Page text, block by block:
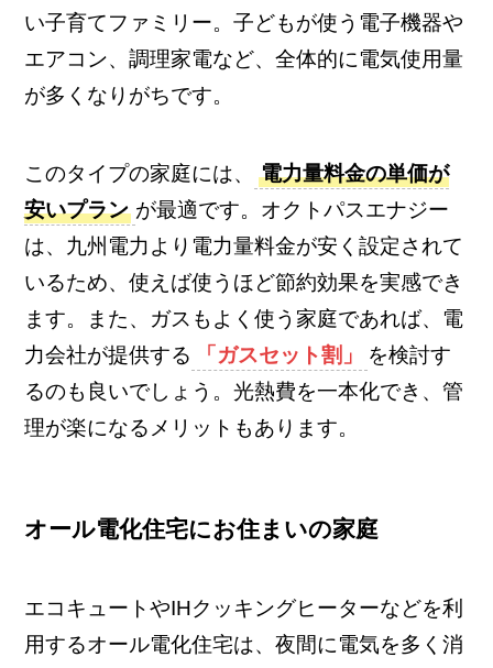
い子育てファミリー。子どもが使う電子機器や
エアコン、調理家電など、全体的に電気使用量
が多くなりがちです。
このタイプの家庭には、
電力量料金の単価が
安いプラン が最適です。オクトパスエナジー
は、九州電力より電力量料金が安く設定されて
いるため、使えば使うほど節約効果を実感でき
ます。また、ガスもよく使う家庭であれば、電
力会社が提供する
「ガスセット割」
を検討す
るのも良いでしょう。光熱費を一本化でき、管
理が楽になるメリットもあります。
オール電化住宅にお住まいの家庭
エコキュートやIHクッキングヒーターなどを利
用するオール電化住宅は、夜間に電気を多く消